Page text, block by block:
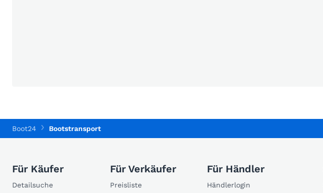
Boot24 Bootstransport
Für Käufer
Detailsuche
Für Verkäufer
Preisliste
Für Händler
Händlerlogin